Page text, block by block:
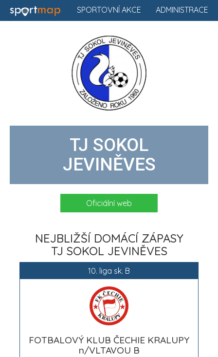
ADMINISTRACE
SPORTOVNÍ AKCE
TJ SOKOL
JEVINĚVES
Oficiální web
NEJBLIŽŠÍ DOMÁCÍ ZÁPASY
TJ SOKOL JEVINĚVES
10. liga sk. B
FOTBALOVÝ KLUB ČECHIE KRALUPY
n/VLTAVOU B